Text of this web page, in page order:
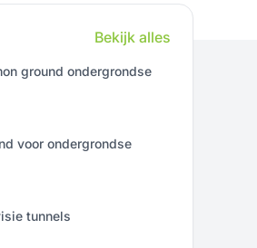
Bekijk alles
ground ondergrondse
voor ondergrondse
tunnels